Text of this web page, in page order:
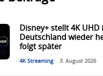
Disney+ stellt 4K UHD
Deutschland wieder
folgt später
4K Streaming 3. August 2026